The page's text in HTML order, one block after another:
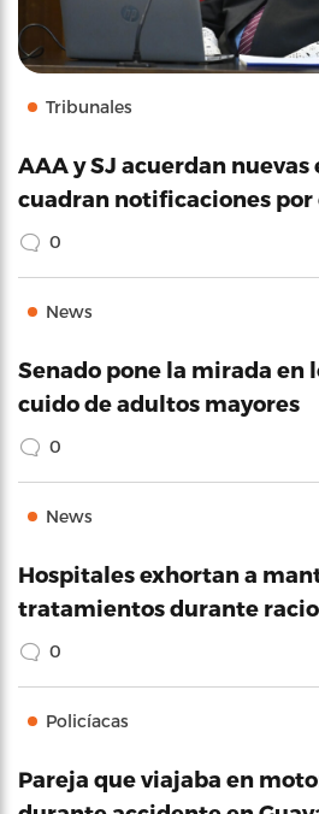
Tribunales
AAA y SJ acuerdan
cuadran notificaciones por
0
News
Senado pone la mirada en
cuido de adultos mayores
0
News
Hospitales exhortan a
tratamientos durante
0
Policíacas
Pareja que viajaba en